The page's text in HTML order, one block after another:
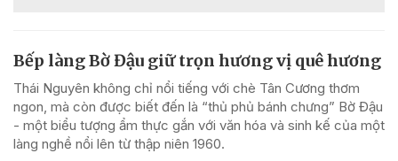
Bếp làng Bờ Đậu giữ trọn hương vị quê hương
Thái Nguyên không chỉ nổi tiếng với chè Tân Cương thơm
ngon, mà còn được biết đến là “thủ phủ bánh chưng” Bờ Đậu
- một biểu tượng ẩm thực gắn với văn hóa và sinh kế của một
làng nghề nổi lên từ thập niên 1960.